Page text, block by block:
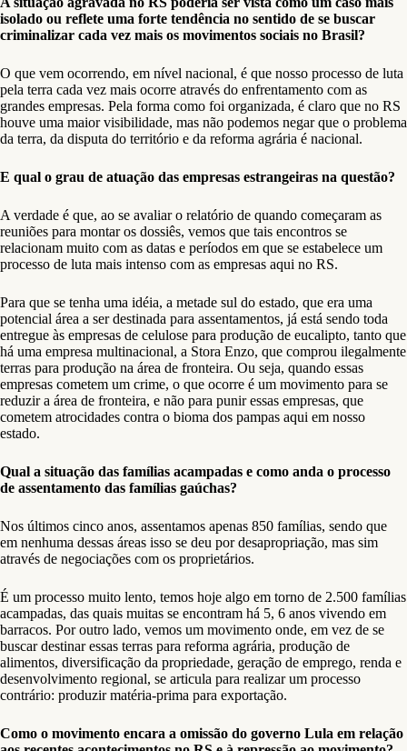
isolado ou reflete uma forte tendência no sentido de se buscar
criminalizar cada vez mais os movimentos sociais no Brasil?
O que vem ocorrendo, em nível nacional, é que nosso processo de luta
pela terra cada vez mais ocorre através do enfrentamento com as
grandes empresas. Pela forma como foi organizada, é claro que no RS
houve uma maior visibilidade, mas não podemos negar que o problema
da terra, da disputa do território e da reforma agrária é nacional.
E qual o grau de atuação das empresas estrangeiras na questão?
A verdade é que, ao se avaliar o relatório de quando começaram as
reuniões para montar os dossiês, vemos que tais encontros se
relacionam muito com as datas e períodos em que se estabelece um
processo de luta mais intenso com as empresas aqui no RS.
Para que se tenha uma idéia, a metade sul do estado, que era uma
potencial área a ser destinada para assentamentos, já está sendo toda
entregue às empresas de celulose para produção de eucalipto, tanto que
há uma empresa multinacional, a Stora Enzo, que comprou ilegalmente
terras para produção na área de fronteira. Ou seja, quando essas
empresas cometem um crime, o que ocorre é um movimento para se
reduzir a área de fronteira, e não para punir essas empresas, que
cometem atrocidades contra o bioma dos pampas aqui em nosso
estado.
Qual a situação das famílias acampadas e como anda o processo
de assentamento das famílias gaúchas?
Nos últimos cinco anos, assentamos apenas 850 famílias, sendo que
em nenhuma dessas áreas isso se deu por desapropriação, mas sim
através de negociações com os proprietários.
É um processo muito lento, temos hoje algo em torno de 2.500 famílias
acampadas, das quais muitas se encontram há 5, 6 anos vivendo em
barracos. Por outro lado, vemos um movimento onde, em vez de se
buscar destinar essas terras para reforma agrária, produção de
alimentos, diversificação da propriedade, geração de emprego, renda e
desenvolvimento regional, se articula para realizar um processo
contrário: produzir matéria-prima para exportação.
Como o movimento encara a omissão do governo Lula em relação